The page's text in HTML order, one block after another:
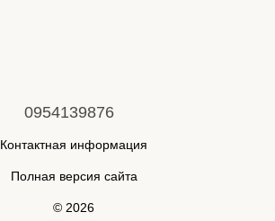
0954139876
Контактная информация
Полная версия сайта
© 2026